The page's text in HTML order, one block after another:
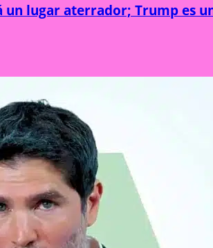
un lugar aterrador; Trump es